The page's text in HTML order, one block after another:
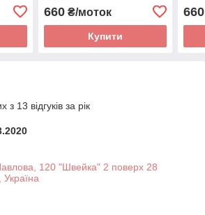
660₴/моток
Купити
660
13 відгуків за рік
120 "Швейка" 2 поверх 28
Україна